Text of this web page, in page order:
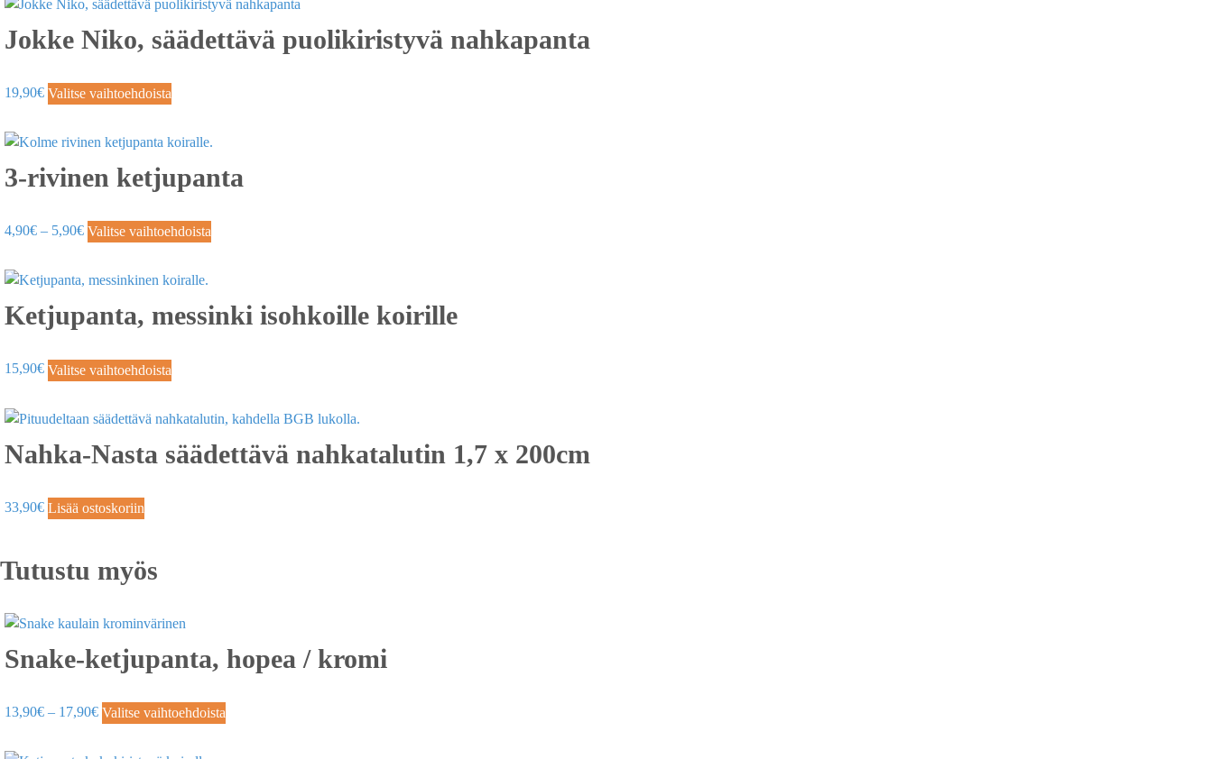
Jokke Niko, säädettävä puolikiristyvä nahkapanta
19,90€ Valitse vaihtoehdoista
3-rivinen ketjupanta
4,90€ – 5,90€ Valitse vaihtoehdoista
Ketjupanta, messinki isohkoille koirille
15,90€ Valitse vaihtoehdoista
Nahka-Nasta säädettävä nahkatalutin 1,7 x 200cm
33,90€ Lisää ostoskoriin
Tutustu myös
Snake-ketjupanta, hopea / kromi
13,90€ – 17,90€ Valitse vaihtoehdoista